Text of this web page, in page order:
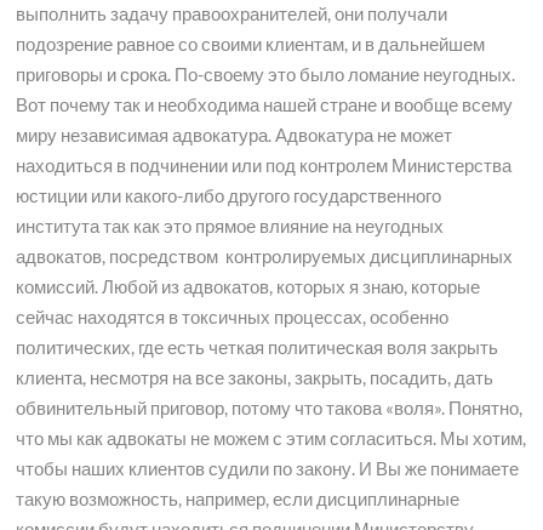
выполнить задачу правоохранителей, они получали
подозрение равное со своими клиентам, и в дальнейшем
приговоры и срока. По-своему это было ломание неугодных.
Вот почему так и необходима нашей стране и вообще всему
миру независимая адвокатура. Адвокатура не может
находиться в подчинении или под контролем Министерства
юстиции или какого-либо другого государственного
института так как это прямое влияние на неугодных
адвокатов, посредством контролируемых дисциплинарных
комиссий. Любой из адвокатов, которых я знаю, которые
сейчас находятся в токсичных процессах, особенно
политических, где есть четкая политическая воля закрыть
клиента, несмотря на все законы, закрыть, посадить, дать
обвинительный приговор, потому что такова «воля». Понятно,
что мы как адвокаты не можем с этим согласиться. Мы хотим,
чтобы наших клиентов судили по закону. И Вы же понимаете
такую возможность, например, если дисциплинарные